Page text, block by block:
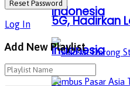
Indonesia
5G, Hadirkan
Indonesia
Log In
Add New Playlist